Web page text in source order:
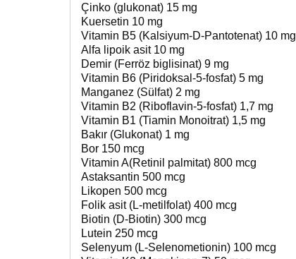
Çinko (glukonat) 15 mg
Kuersetin 10 mg
Vitamin B5 (Kalsiyum-D-Pantotenat) 10 mg
Alfa lipoik asit 10 mg
Demir (Ferröz biglisinat) 9 mg
Vitamin B6 (Piridoksal-5-fosfat) 5 mg
Manganez (Sülfat) 2 mg
Vitamin B2 (Riboflavin-5-fosfat) 1,7 mg
Vitamin B1 (Tiamin Monoitrat) 1,5 mg
Bakır (Glukonat) 1 mg
Bor 150 mcg
Vitamin A(Retinil palmitat) 800 mcg
Astaksantin 500 mcg
Likopen 500 mcg
Folik asit (L-metilfolat) 400 mcg
Biotin (D-Biotin) 300 mcg
Lutein 250 mcg
Selenyum (L-Selenometionin) 100 mcg